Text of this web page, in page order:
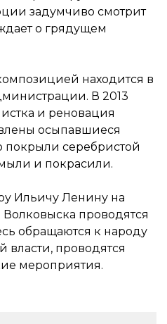
задумчиво смотрит
о грядущем
находится в
В 2013
и реновация
осыпавшиеся
покрыли серебристой
и покрасили.
Ильичу Ленину на
проводятся
обращаются к народу
власти, проводятся
мероприятия.